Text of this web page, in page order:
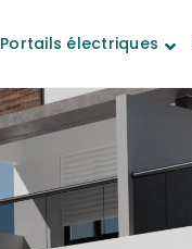
Portails électriques